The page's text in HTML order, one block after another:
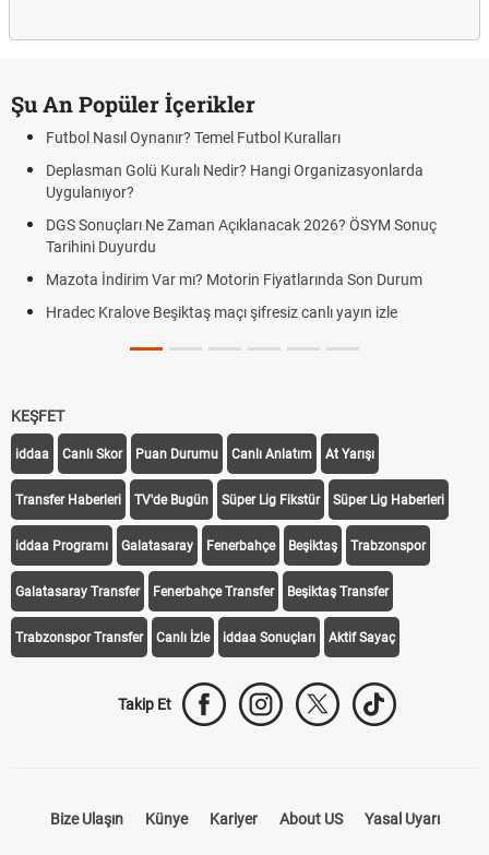
Şu An Popüler İçerikler
Futbol Nasıl Oynanır? Temel Futbol Kuralları
Deplasman Golü Kuralı Nedir? Hangi Organizasyonlarda
Uygulanıyor?
DGS Sonuçları Ne Zaman Açıklanacak 2026? ÖSYM Sonuç
Tarihini Duyurdu
Mazota İndirim Var mı? Motorin Fiyatlarında Son Durum
Hradec Kralove Beşiktaş maçı şifresiz canlı yayın izle
KEŞFET
iddaa Canlı Skor Puan Durumu Canlı Anlatım At Yarışı
Transfer Haberleri TV'de Bugün Süper Lig Fikstür Süper Lig Haberleri
iddaa Programı Galatasaray Fenerbahçe Beşiktaş Trabzonspor
Galatasaray Transfer Fenerbahçe Transfer Beşiktaş Transfer
Trabzonspor Transfer Canlı İzle iddaa Sonuçları Aktif Sayaç
Takip Et
Bize Ulaşın Künye Kariyer About US Yasal Uyarı